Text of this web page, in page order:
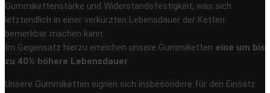
Gummikettenstärke und Widerstandsfestigkeit, was sich
letztendlich in einer verkürzten Lebensdauer der Ketten
bemerkbar machen kann.
Im Gegensatz hierzu erreichen unsere Gummiketten eine um bis
zu 40% höhere Lebensdauer.
Unsere Gummiketten eignen sich insbesondere für den Einsatz